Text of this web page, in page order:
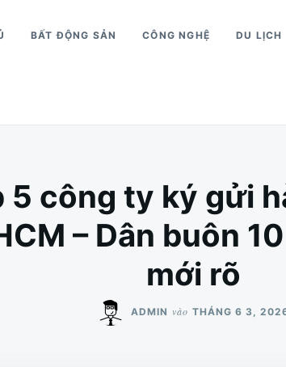
BẤT ĐỘNG SẢN CÔNG NGHỆ DU LỊCH
5 công ty ký gửi
– Dân buôn
mới rõ
ADMIN vào THÁNG 6 3,